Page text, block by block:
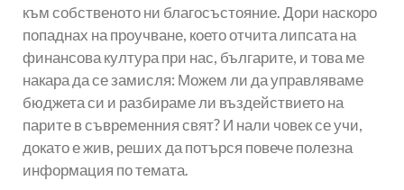
към собственото ни благосъстояние. Дори наскоро
попаднах на проучване, което отчита липсата на
финансова култура при нас, българите, и това ме
накара да се замисля: Можем ли да управляваме
бюджета си и разбираме ли въздействието на
парите в съвременния свят? И нали човек се учи,
докато е жив, реших да потърся повече полезна
информация по темата.